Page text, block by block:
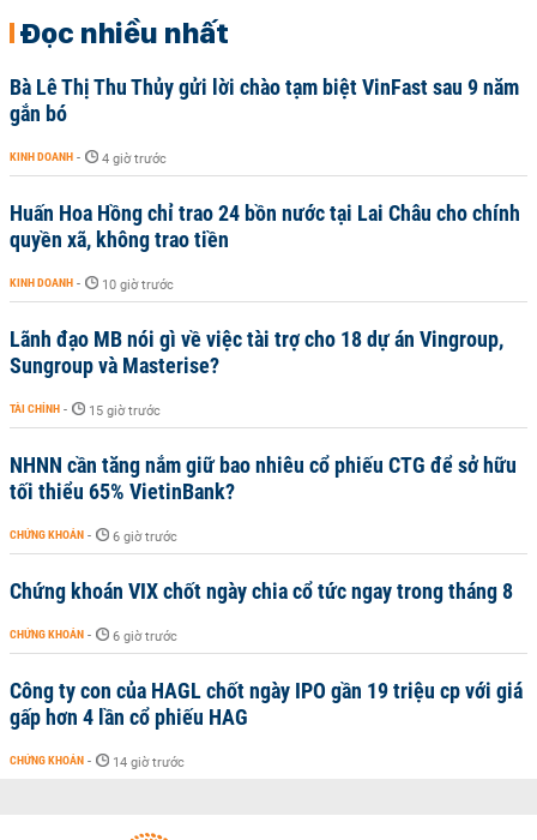
Đọc nhiều nhất
Bà Lê Thị Thu Thủy gửi lời chào tạm biệt VinFast sau 9 năm
gắn bó
KINH DOANH - 4 giờ trước
Huấn Hoa Hồng chỉ trao 24 bồn nước tại Lai Châu cho chính
quyền xã, không trao tiền
KINH DOANH - 10 giờ trước
Lãnh đạo MB nói gì về việc tài trợ cho 18 dự án Vingroup,
Sungroup và Masterise?
TÀI CHÍNH - 15 giờ trước
NHNN cần tăng nắm giữ bao nhiêu cổ phiếu CTG để sở hữu
tối thiểu 65% VietinBank?
CHỨNG KHOÁN - 6 giờ trước
Chứng khoán VIX chốt ngày chia cổ tức ngay trong tháng 8
CHỨNG KHOÁN - 6 giờ trước
Công ty con của HAGL chốt ngày IPO gần 19 triệu cp với giá
gấp hơn 4 lần cổ phiếu HAG
CHỨNG KHOÁN - 14 giờ trước